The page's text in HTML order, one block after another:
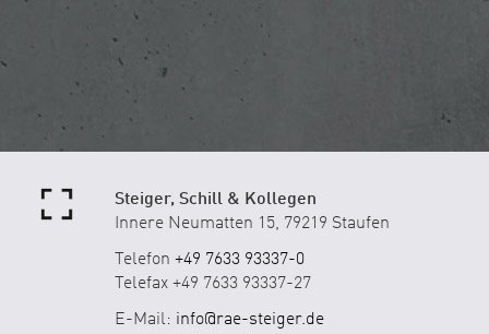
Steiger, Schill & Kollegen
Innere Neumatten 15, 79219 Staufen
Telefon +49 7633 93337-0
Telefax +49 7633 93337-27
E-Mail: info@rae-steiger.de